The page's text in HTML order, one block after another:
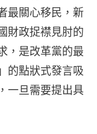
最關心移民，新
財政捉襟見肘的
，是改革黨的最
的點狀式發言吸
一旦需要提出具